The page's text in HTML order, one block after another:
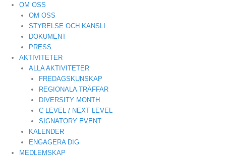
OM OSS
OM OSS
STYRELSE OCH KANSLI
DOKUMENT
PRESS
AKTIVITETER
ALLA AKTIVITETER
FREDAGSKUNSKAP
REGIONALA TRÄFFAR
DIVERSITY MONTH
C LEVEL / NEXT LEVEL
SIGNATORY EVENT
KALENDER
ENGAGERA DIG
MEDLEMSKAP